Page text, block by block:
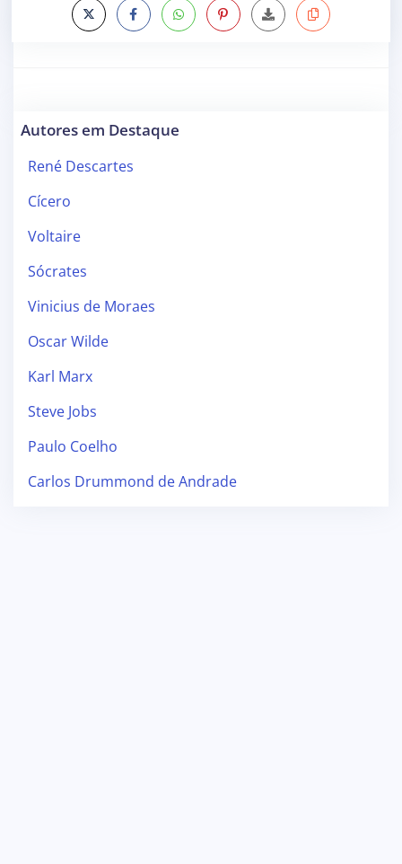
Autores em Destaque
René Descartes
Cícero
Voltaire
Sócrates
Vinicius de Moraes
Oscar Wilde
Karl Marx
Steve Jobs
Paulo Coelho
Carlos Drummond de Andrade